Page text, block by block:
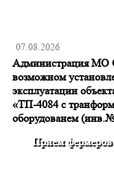
07.08.2026
Администрация МО
возможном
эксплуатации
«ТП-4084 с
оборудованем
Прием